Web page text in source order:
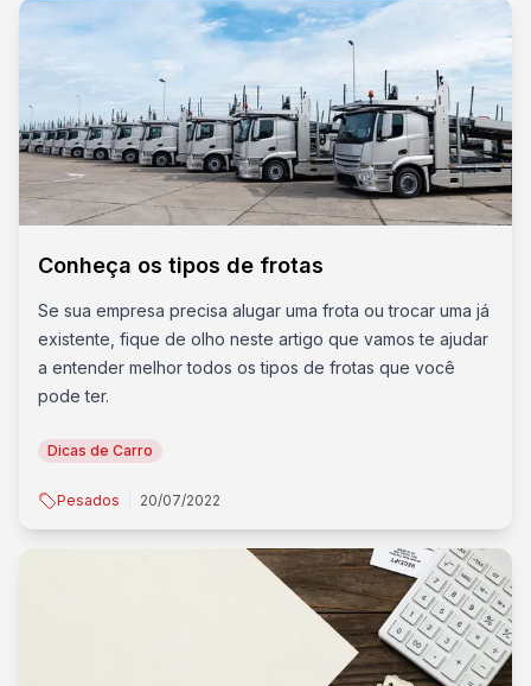
Conheça os tipos de frotas
Se sua empresa precisa alugar uma frota ou trocar uma já
existente, fique de olho neste artigo que vamos te ajudar
a entender melhor todos os tipos de frotas que você
pode ter.
Dicas de Carro
Pesados 20/07/2022